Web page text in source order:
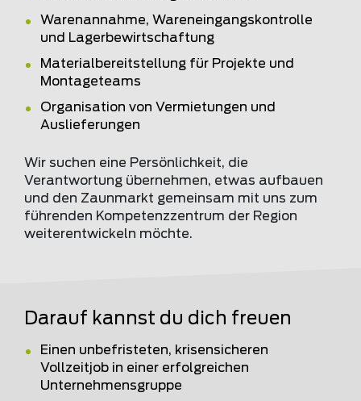
Warenannahme, Wareneingangskontrolle
und Lagerbewirtschaftung
Materialbereitstellung für Projekte und
Montageteams
Organisation von Vermietungen und
Auslieferungen
Wir suchen eine Persönlichkeit, die
Verantwortung übernehmen, etwas aufbauen
und den Zaunmarkt gemeinsam mit uns zum
führenden Kompetenzzentrum der Region
weiterentwickeln möchte.
Darauf kannst du dich freuen
Einen unbefristeten, krisensicheren
Vollzeitjob in einer erfolgreichen
Unternehmensgruppe